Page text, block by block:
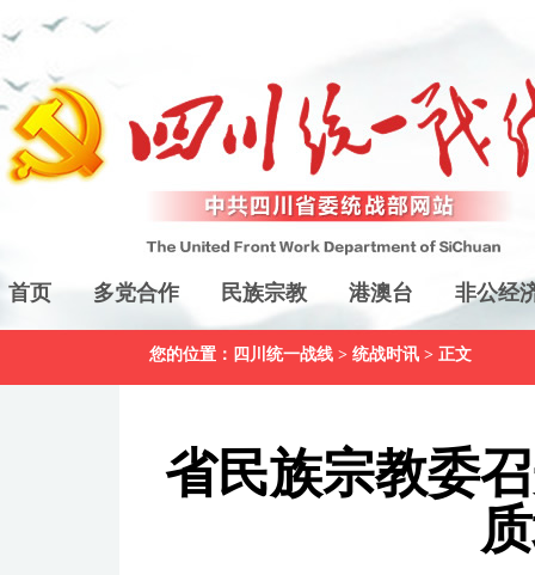
首页 多党合作 民族宗教 港澳台 非公经
您的位置： 四川统一战线 > 统战时讯 > 正文
省民族宗教委